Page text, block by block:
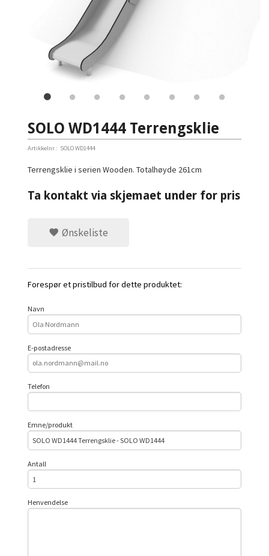
SOLO WD1444 Terrengsklie
Artikkelnr.: SOLO WD1444
Terrengsklie i serien Wooden. Totalhøyde 261cm
Ta kontakt via skjemaet under for pris
Ønskeliste
Forespør et pristilbud for dette produktet:
Navn
E-postadresse
Telefon
Emne/produkt
Antall
Henvendelse